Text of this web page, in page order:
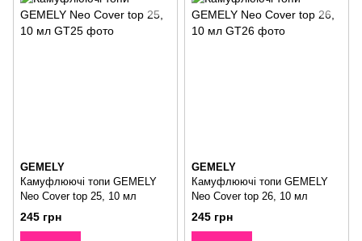
GEMELY
Камуфлюючі топи GEMELY
Neo Cover top 25, 10 мл
245 грн
GEMELY
Камуфлюючі топи GEMELY
Neo Cover top 26, 10 мл
245 грн